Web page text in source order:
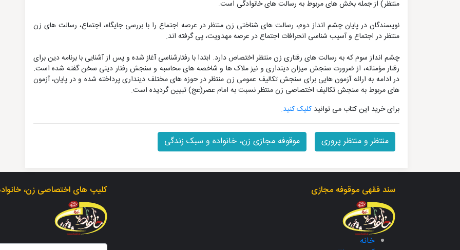
منتظر) از جمله بخش های مربوط به رسالت های خانوادگی است.
نویسندگان در پایان چشم انداز دوم، رسالت های شناختی زن منتظر در عرصه اجتماع را با بررسی جایگاه، اجتماع، رسالت های زن
منتظر در اجتماع و آسیب شناسی انحرافات اجتماع در عرصه مهدویت، پی گرفته اند.
چشم انداز سوم که به رسالت های رفتاری زن منتظر اختصاص دارد. ابتدا با رفتارشناسی آغاز شده و پس از آشنایی با برنامه دین برای
رفتار مؤمنانه، از ضرورت سنجش میزان دینداری و نیز ملاک ها و شاخصه های محاسبه و سنجش رفتار دینی سخن گفته شده است.
در ادامه به ارائه آزمون هایی برای سنجش تکالیف عمومی زن منتظر در حوزه های مختلف دینداری پرداخته شده و در پایان، آزمون
های مربوط به سنجش تکالیف اختصاصی زن منتظر نسبت به امام عصر(عج) تبیین گردیده است.
برای خرید این کتاب می توانید کلیک کنید.
منتظر و منتظر پروری موقوفه مجازی زن، خانواده و سبک زندگی
سند فقهی موقوفه مجازی
خانه
کلیپ های اختصاصی زن،